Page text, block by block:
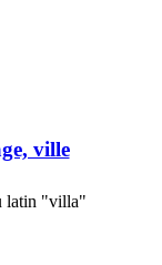
ville
latin "villa"